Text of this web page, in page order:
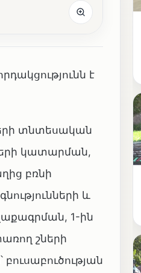
է
տնտեսական
կատարման,
բռնի
և
1-ին
շների